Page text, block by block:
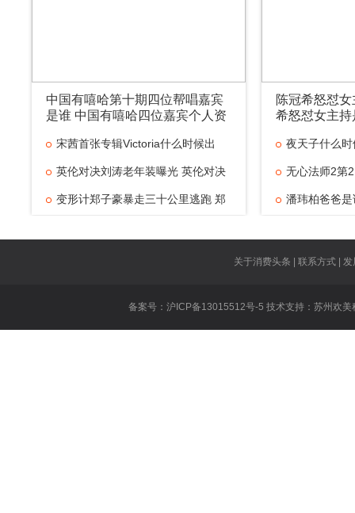
中国有嘻哈第十期四位帮唱嘉宾
是谁 中国有嘻哈四位嘉宾个人资
宋茜首张专辑Victoria什么时候出
英伦对决刘涛老年装曝光 英伦对决
变形计郑子豪暴走三十公里逃跑 郑
陈冠希怒怼
希怒怼女主持
夜天子什么
无心法师2第
潘玮柏爸爸
大张伟新歌
乐无证之罪所
关于消费头条 | 联系方式 |
备案号：沪ICP备13015512号-5 技术支持： 苏州欢美